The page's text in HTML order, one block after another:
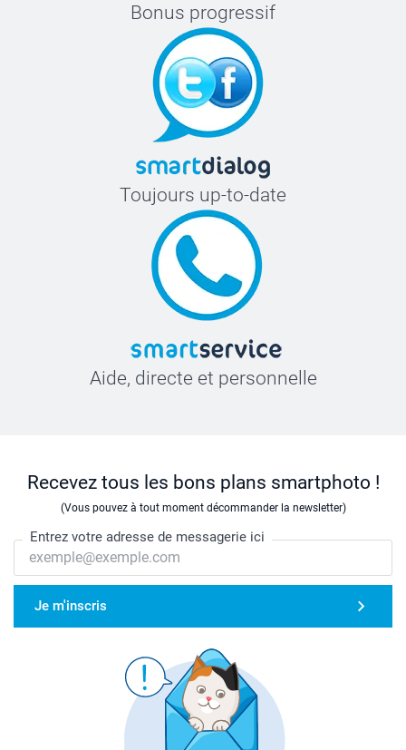
Bonus progressif
Toujours up-to-date
Aide, directe et personnelle
Recevez tous les bons plans smartphoto !
(Vous pouvez à tout moment décommander la newsletter)
Entrez votre adresse de messagerie ici
Je m'inscris